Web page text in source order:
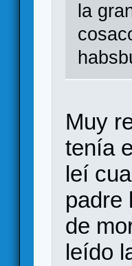
la
Muy
tenía
leí
padre
de
leído